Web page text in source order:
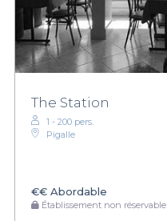
The Station
1 - 200 pers.
Pigalle
€€ Abordable
Établissement non réservable